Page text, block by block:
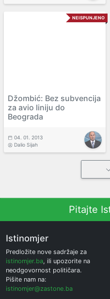
NEISPUNJENO
Džombić: Bez subvencija
za avio liniju do
Beograda
04. 01. 2013
Dalio Sijah
Pitajte
Istinomjer
Predložite nove sadržaje za
istinomjer.ba, ili upozorite na
neodgovornost političara.
Pišite nam na:
istinomjer@zastone.ba